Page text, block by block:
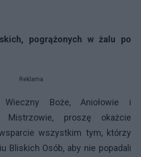
pogrążonych w żalu po
Reklama
Wieczny Boże, Aniołowie i
Mistrzowie, proszę okażcie
wszystkim tym, którzy
Bliskich Osób, aby nie popadali